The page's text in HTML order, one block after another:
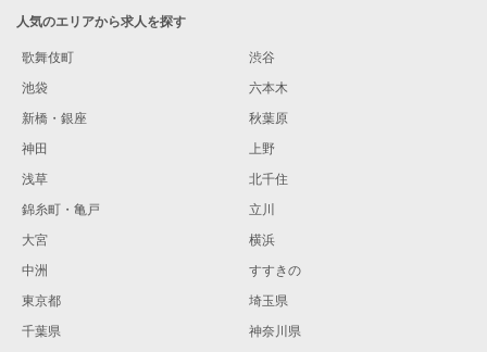
人気のエリアから求人を探す
歌舞伎町
渋谷
池袋
六本木
新橋・銀座
秋葉原
神田
上野
浅草
北千住
錦糸町・亀戸
立川
大宮
横浜
中洲
すすきの
東京都
埼玉県
千葉県
神奈川県